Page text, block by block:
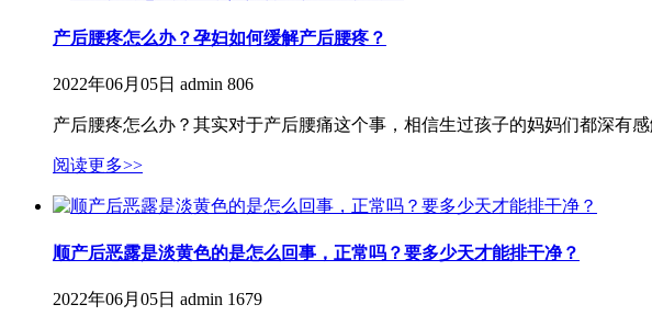
产后腰疼怎么办？孕妇如何缓解产后腰疼？
2022年06月05日 admin 806
产后腰疼怎么办？其实对于产后腰痛这个事，相信生过孩子的妈妈们都深有
阅读更多>>
顺产后恶露是淡黄色的是怎么回事，正常吗？要多少天才能排干净？
2022年06月05日 admin 1679